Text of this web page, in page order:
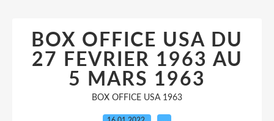
BOX OFFICE USA DU
27 FEVRIER 1963 AU
5 MARS 1963
BOX OFFICE USA 1963